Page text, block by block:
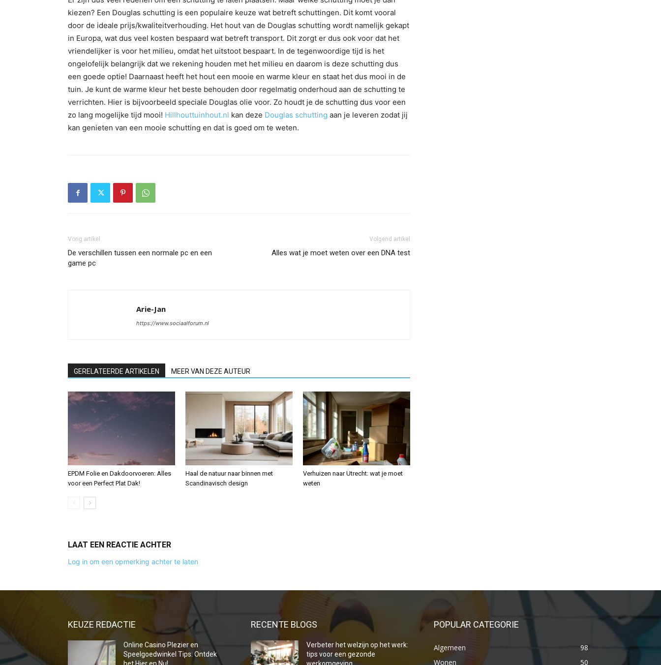
kiezen? Een Douglas schutting is een populaire keuze wat betreft schuttingen. Dit komt vooral
door de ideale prijs/kwaliteitverhouding. Het hout van de Douglas schutting wordt namelijk gekapt
in Europa, wat dus veel kosten bespaard wat betreft transport. Dit zorgt er dus ook voor dat het
vriendelijker is voor het milieu, omdat het uitstoot bespaart. In de tegenwoordige tijd is het
ongelofelijk belangrijk dat we rekening houden met het milieu en daarom is deze schutting dus
een goede optie! Daarnaast heeft het hout een mooie en warme kleur en staat het dus mooi in de
tuin. Je kunt de warme kleur het beste behouden door regelmatig onderhoud aan de schutting te
verrichten. Hier is bijvoorbeeld speciale Douglas olie voor. Zo houdt je de schutting dus voor een
zo lang mogelijke tijd mooi! Hillhouttuinhout.nl kan deze Douglas schutting aan je leveren zodat jij
kan genieten van een mooie schutting en dat is goed om te weten.
Vorig artikel
De verschillen tussen een normale pc en een
game pc
Volgend artikel
Alles wat je moet weten over een DNA test
Arie-Jan
https://www.sociaalforum.nl
GERELATEERDE ARTIKELEN MEER VAN DEZE AUTEUR
EPDM Folie en Dakdoorvoeren: Alles
voor een Perfect Plat Dak!
Haal de natuur naar binnen met
Scandinavisch design
Verhuizen naar Utrecht: wat je moet
weten
LAAT EEN REACTIE ACHTER
Log in om een opmerking achter te laten
KEUZE REDACTIE
Online Casino Plezier en
Speelgoedwinkel Tips: Ontdek
RECENTE BLOGS
Verbeter het welzijn op het werk:
tips voor een gezonde
POPULAR CATEGORIE
Algemeen
98
Wonen
50